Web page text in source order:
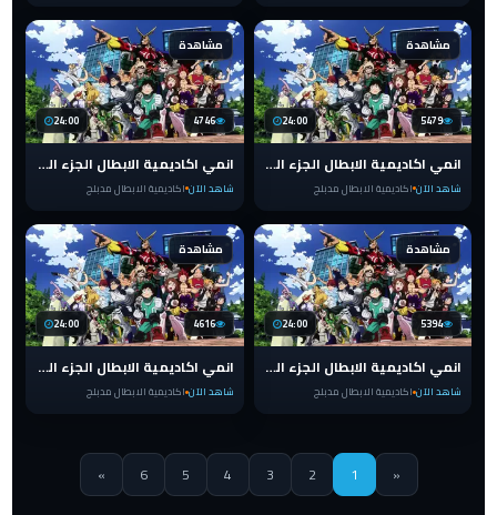
مشاهدة
24:00 5479
انمي اكاديمية الابطال الجزء الرابع مدبلج الحلقة 9 عربي
شاهد الآن اكاديمية الابطال مدبلج
مشاهدة
24:00 4746
انمي اكاديمية الابطال الجزء الرابع مدبلج الحلقة 8 عربي
شاهد الآن اكاديمية الابطال مدبلج
مشاهدة
24:00 5394
انمي اكاديمية الابطال الجزء الرابع مدبلج الحلقة 7 عربي
شاهد الآن اكاديمية الابطال مدبلج
مشاهدة
24:00 4616
انمي اكاديمية الابطال الجزء الرابع مدبلج الحلقة 6 عربي
شاهد الآن اكاديمية الابطال مدبلج
«
1
2
3
4
5
6
»